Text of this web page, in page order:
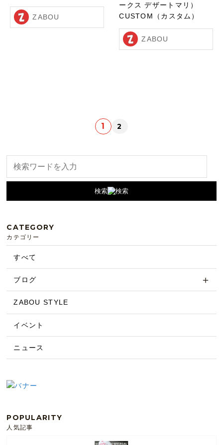
ZABOU
ークス デザートマリ）
CUSTOM（カスタム）
ZABOU
1 2
検索
CATEGORY
カテゴリー
すべて
ブログ
ZABOU STYLE
イベント
ニュース
POPULARITY
人気記事